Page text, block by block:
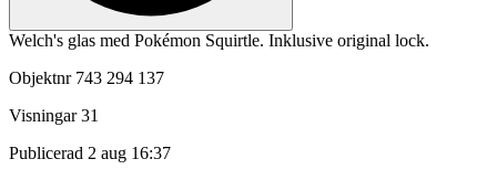
Welch's glas med Pokémon Squirtle. Inklusive original lock.
Objektnr 743 294 137
Visningar 31
Publicerad 2 aug 16:37